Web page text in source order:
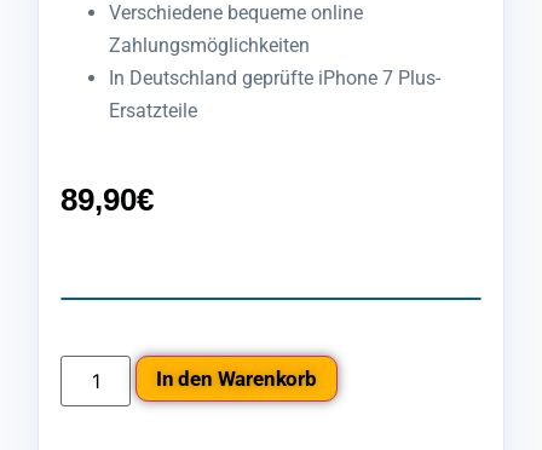
Verschiedene bequeme online
Zahlungsmöglichkeiten
In Deutschland geprüfte iPhone 7 Plus-
Ersatzteile
89,90€
In den Warenkorb